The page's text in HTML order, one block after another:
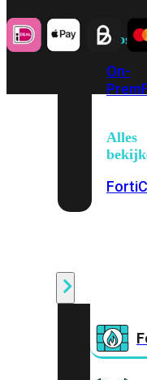
On-
Prem
Alles